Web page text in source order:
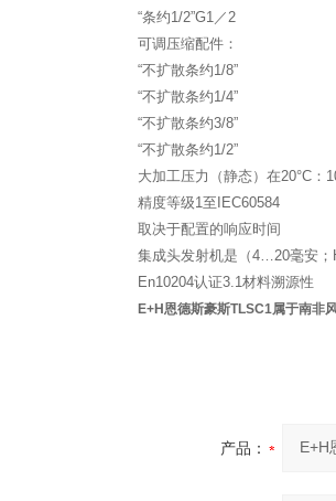
“条约1/2”G1／2
可调压缩配件：
“不扩散条约1/8”
“不扩散条约1/4”
“不扩散条约3/8”
“不扩散条约1/2”
大加工压力（静态）在20°C：
精度等级1至IEC60584
取决于配置的响应时间
集成头发射机是（4…20毫安
En10204认证3.1材料溯源性
E+H恩德斯豪斯TLSC1属于南非
产品：